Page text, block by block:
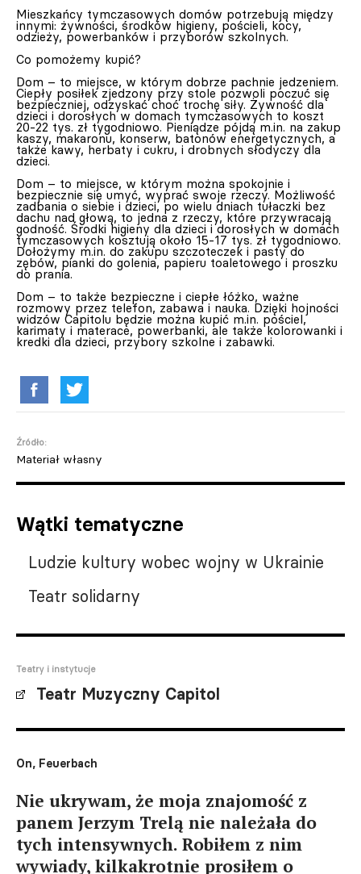
Mieszkańcy tymczasowych domów potrzebują między
innymi: żywności, środków higieny, pościeli, kocy,
odzieży, powerbanków i przyborów szkolnych.
Co pomożemy kupić?
Dom – to miejsce, w którym dobrze pachnie jedzeniem.
Ciepły posiłek zjedzony przy stole pozwoli poczuć się
bezpieczniej, odzyskać choć trochę siły. Żywność dla
dzieci i dorosłych w domach tymczasowych to koszt
20-22 tys. zł tygodniowo. Pieniądze pójdą m.in. na zakup
kaszy, makaronu, konserw, batonów energetycznych, a
także kawy, herbaty i cukru, i drobnych słodyczy dla
dzieci.
Dom – to miejsce, w którym można spokojnie i
bezpiecznie się umyć, wyprać swoje rzeczy. Możliwość
zadbania o siebie i dzieci, po wielu dniach tułaczki bez
dachu nad głową, to jedna z rzeczy, które przywracają
godność. Środki higieny dla dzieci i dorosłych w domach
tymczasowych kosztują około 15-17 tys. zł tygodniowo.
Dołożymy m.in. do zakupu szczoteczek i pasty do
zębów, pianki do golenia, papieru toaletowego i proszku
do prania.
Dom – to także bezpieczne i ciepłe łóżko, ważne
rozmowy przez telefon, zabawa i nauka. Dzięki hojności
widzów Capitolu będzie można kupić m.in. pościel,
karimaty i materace, powerbanki, ale także kolorowanki i
kredki dla dzieci, przybory szkolne i zabawki.
Źródło:
Materiał własny
Wątki tematyczne
Ludzie kultury wobec wojny w Ukrainie
Teatr solidarny
Teatry i instytucje
Teatr Muzyczny Capitol
On, Feuerbach
Nie ukrywam, że moja znajomość z
panem Jerzym Trelą nie należała do
tych intensywnych. Robiłem z nim
wywiady, kilkakrotnie prosiłem o